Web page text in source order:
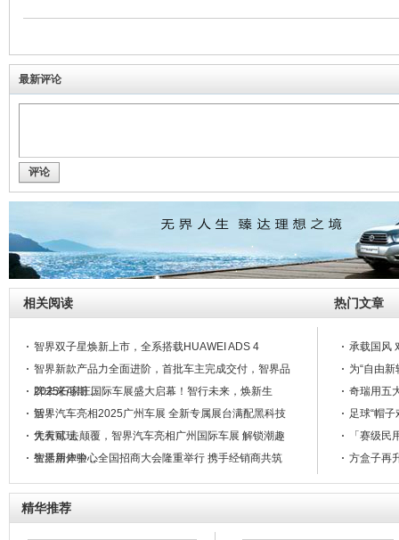
最新评论
评论
相关阅读 热门文章
智界双子星焕新上市，全系搭载HUAWEI ADS 4
智界新款产品力全面进阶，首批车主完成交付，智界品
牌未来可期 ...
2025石家庄国际车展盛大启幕！智行未来，焕新生
活！
智界汽车亮相2025广州车展 全新专属展台满配黑科技
大有可玩
凭天赋 去颠覆，智界汽车亮相广州国际车展 解锁潮趣
生活新体验 ...
智界用户中心全国招商大会隆重举行 携手经销商共筑
高端智能出行新生态 ...
抢先打卡武汉 “智界大饭店”，解锁至臻服务新体验
智界双设计中心落子沪深，百亿投入开启品牌战略2.0
时代
智界品牌2.0时代震撼启幕，新款R7/S7小订预售即火
承载国风
为“自由
奇瑞用五
足球“帽
「赛级
方盒子再
精华推荐